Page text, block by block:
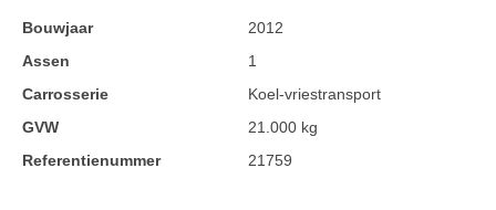
Bouwjaar
2012
Assen
1
Carrosserie
Koel-vriestransport
GVW
21.000 kg
Referentienummer
21759